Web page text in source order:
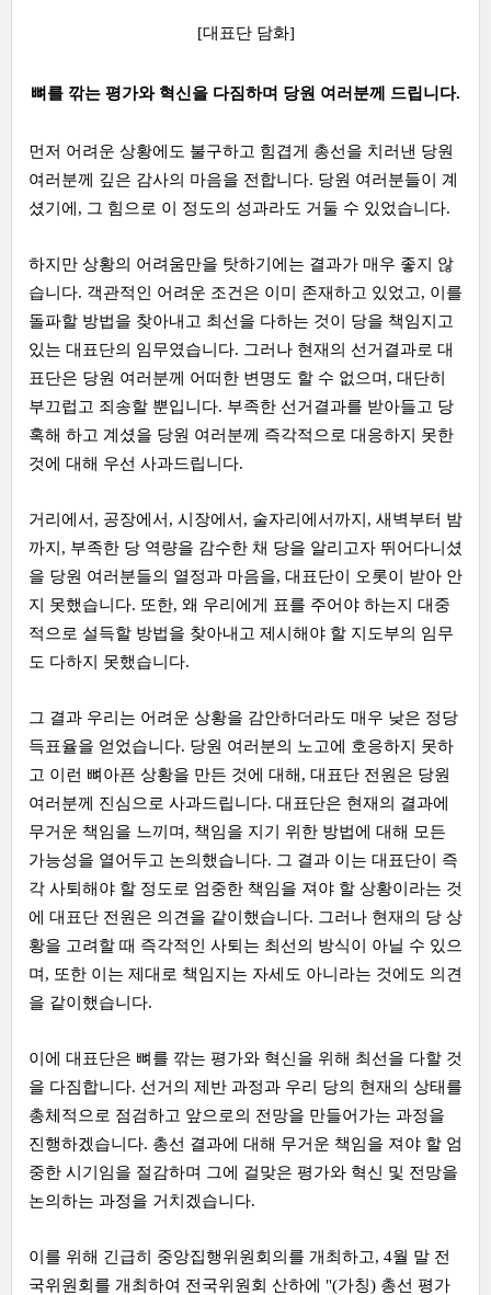
[대표단 담화]
뼈를 깎는 평가와 혁신을 다짐하며 당원 여러분께 드립니다.
먼저 어려운 상황에도 불구하고 힘겹게 총선을 치러낸 당원
여러분께 깊은 감사의 마음을 전합니다. 당원 여러분들이 계
셨기에, 그 힘으로 이 정도의 성과라도 거둘 수 있었습니다.
하지만 상황의 어려움만을 탓하기에는 결과가 매우 좋지 않
습니다. 객관적인 어려운 조건은 이미 존재하고 있었고, 이를
돌파할 방법을 찾아내고 최선을 다하는 것이 당을 책임지고
있는 대표단의 임무였습니다. 그러나 현재의 선거결과로 대
표단은 당원 여러분께 어떠한 변명도 할 수 없으며, 대단히
부끄럽고 죄송할 뿐입니다. 부족한 선거결과를 받아들고 당
혹해 하고 계셨을 당원 여러분께 즉각적으로 대응하지 못한
것에 대해 우선 사과드립니다.
거리에서, 공장에서, 시장에서, 술자리에서까지, 새벽부터 밤
까지, 부족한 당 역량을 감수한 채 당을 알리고자 뛰어다니셨
을 당원 여러분들의 열정과 마음을, 대표단이 오롯이 받아 안
지 못했습니다. 또한, 왜 우리에게 표를 주어야 하는지 대중
적으로 설득할 방법을 찾아내고 제시해야 할 지도부의 임무
도 다하지 못했습니다.
그 결과 우리는 어려운 상황을 감안하더라도 매우 낮은 정당
득표율을 얻었습니다. 당원 여러분의 노고에 호응하지 못하
고 이런 뼈아픈 상황을 만든 것에 대해, 대표단 전원은 당원
여러분께 진심으로 사과드립니다. 대표단은 현재의 결과에
무거운 책임을 느끼며, 책임을 지기 위한 방법에 대해 모든
가능성을 열어두고 논의했습니다. 그 결과 이는 대표단이 즉
각 사퇴해야 할 정도로 엄중한 책임을 져야 할 상황이라는 것
에 대표단 전원은 의견을 같이했습니다. 그러나 현재의 당 상
황을 고려할 때 즉각적인 사퇴는 최선의 방식이 아닐 수 있으
며, 또한 이는 제대로 책임지는 자세도 아니라는 것에도 의견
을 같이했습니다.
이에 대표단은 뼈를 깎는 평가와 혁신을 위해 최선을 다할 것
을 다짐합니다. 선거의 제반 과정과 우리 당의 현재의 상태를
총체적으로 점검하고 앞으로의 전망을 만들어가는 과정을
진행하겠습니다. 총선 결과에 대해 무거운 책임을 져야 할 엄
중한 시기임을 절감하며 그에 걸맞은 평가와 혁신 및 전망을
논의하는 과정을 거치겠습니다.
이를 위해 긴급히 중앙집행위원회의를 개최하고, 4월 말 전
국위원회를 개최하여 전국위원회 산하에 "(가칭) 총선 평가